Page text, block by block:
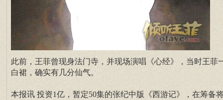
此前，王菲曾现身法门寺，并现场演唱《心经》，当时王菲
白裙，确实有几分仙气。
本报讯 投资1亿，暂定50集的张纪中版《西游记》，在筹备